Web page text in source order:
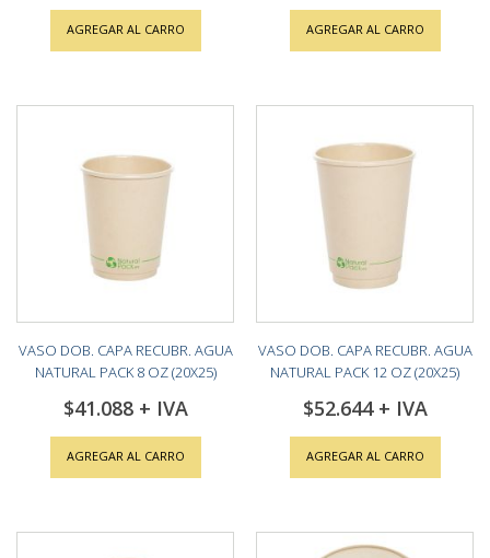
AGREGAR AL CARRO AGREGAR AL CARRO
VASO DOB. CAPA RECUBR. AGUA
NATURAL PACK 8 OZ (20X25)
$41.088
AGREGAR AL CARRO
VASO DOB. CAPA RECUBR. AGUA
NATURAL PACK 12 OZ (20X25)
$52.644
AGREGAR AL CARRO